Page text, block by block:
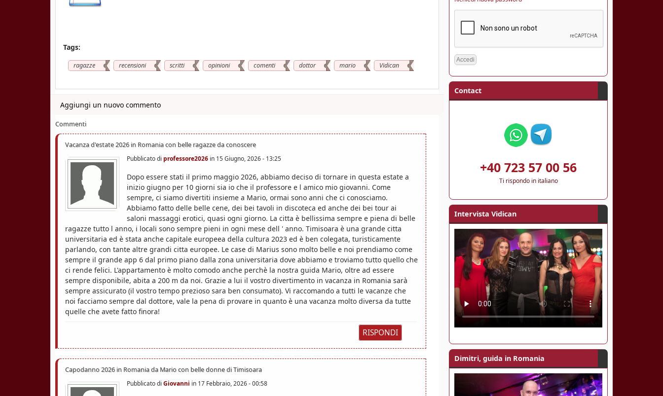
Tags:
ragazze recensioni scritti opinioni comenti dottor mario Vidican
Aggiungi un nuovo commento
Commenti
Vacanza d'estate 2026 in Romania con belle ragazze da conoscere
Pubblicato di professore2026 in 15 Giugno, 2026 - 13:25
Dopo essere stati il primo maggio 2026, abbiamo deciso di tornare in questa estate a
inizio giugno per 10 giorni sia io che il professore e l amico mio giovanni. Come
sempre, ci siamo divertiti insieme a Mario, ormai sono anni che ci conosciamo.
Abbiamo fatto delle belle cene, dei bei tavoli in discoteca ed anche dei bei tour ai
saloni massaggi erotici, quasi ogni giorno. La citta è bellissima sempre e piena di belle
ragazze tutto l anno, i locali sono sempre pieni in ogni mese dell ' anno. Timisoara è una grande citta
universitaria ed è stata anche capitale europeea della cultura 2023 ed è ben colegata, turisticamente
parlando, con tante altre grandi citta europee. Le case di Marius sono molto belle e noi prendiamo come
sempre il grande app 6 dal primo piano dalla zona universitaria dove abbiamo e troviamo tutto quello che
ci rende felici. L'appartamento è molto comodo anche perchè la nostra guida Mario, oltre ad essere
sempre disponibile, abita a 200 m da noi. Grazie a lui il vostro divertimento in vacanza in Romania sarà
sempre assicurato (il vostro tempo prezioso sara ben consumato). Vi raccomando a tutti le vacanze che
noi facciamo sempre dal dottore, vale la pena di provare in quanto è una vacanza molto diversa da tutte
quelle che avete fatto finora!
RISPONDI
Capodanno 2026 in Romania da Mario con belle donne di Timisoara
Pubblicato di Giovanni in 17 Febbraio, 2026 - 00:58
Contact
+40 723 57 00 56
Ti rispondo in italiano
Intervista Vidican
Dimitri, guida in Romania